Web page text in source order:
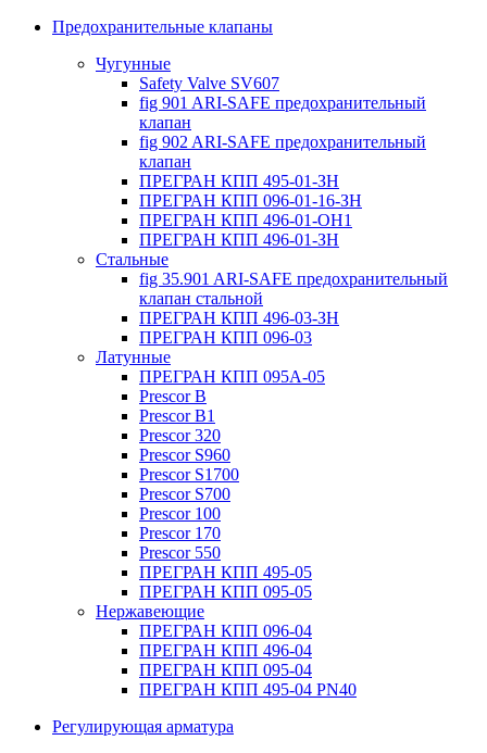
Предохранительные клапаны
Чугунные
Safety Valve SV607
fig 901 ARI-SAFE предохранительный
клапан
fig 902 ARI-SAFE предохранительный
клапан
ПРЕГРАН КПП 495-01-ЗН
ПРЕГРАН КПП 096-01-16-ЗН
ПРЕГРАН КПП 496-01-ОН1
ПРЕГРАН КПП 496-01-ЗН
Стальные
fig 35.901 ARI-SAFE предохранительный
клапан стальной
ПРЕГРАН КПП 496-03-ЗН
ПРЕГРАН КПП 096-03
Латунные
ПРЕГРАН КПП 095А-05
Prescor B
Prescor B1
Prescor 320
Prescor S960
Prescor S1700
Prescor S700
Prescor 100
Prescor 170
Prescor 550
ПРЕГРАН КПП 495-05
ПРЕГРАН КПП 095-05
Нержавеющие
ПРЕГРАН КПП 096-04
ПРЕГРАН КПП 496-04
ПРЕГРАН КПП 095-04
ПРЕГРАН КПП 495-04 PN40
Регулирующая арматура